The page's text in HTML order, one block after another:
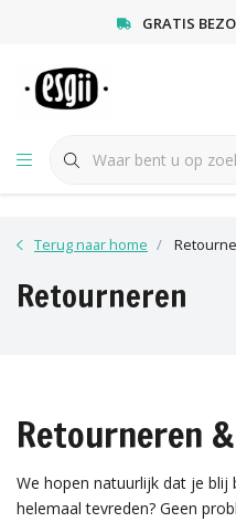
GRATIS
Terug naar home
Retourneren
Retourneren
We hopen natuurlijk dat je
helemaal tevreden? Geen